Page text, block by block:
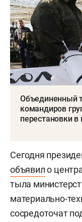
Объединенный
командиров
перестановки
Сегодня
объявило
тыла
материально-
сосредоточат